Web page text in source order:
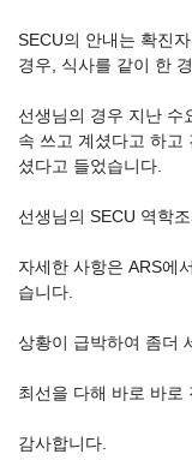
SECU의 안내는 확진
경우, 식사를 같이 한
선생님의 경우 지난 수
속 쓰고 계셨다고 하고
셨다고 들었습니다.
선생님의 SECU 역학
자세한 사항은 ARS에
습니다.
상황이 급박하여 좀더
최선을 다해 바로 바로
감사합니다.